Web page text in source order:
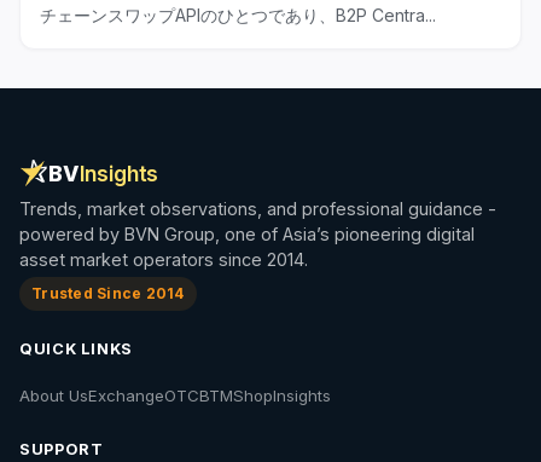
チェーンスワップAPIのひとつであり、B2P Centra...
BVInsights
Trends, market observations, and professional guidance -
powered by BVN Group, one of Asia’s pioneering digital
asset market operators since 2014.
Trusted Since 2014
QUICK LINKS
About UsExchangeOTCBTMShopInsights
SUPPORT